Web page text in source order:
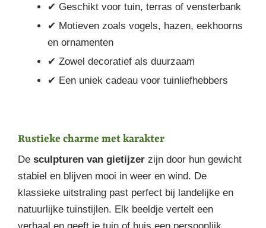
✔ Geschikt voor tuin, terras of vensterbank
✔ Motieven zoals vogels, hazen, eekhoorns
en ornamenten
✔ Zowel decoratief als duurzaam
✔ Een uniek cadeau voor tuinliefhebbers
Rustieke charme met karakter
De sculpturen van gietijzer zijn door hun gewicht
stabiel en blijven mooi in weer en wind. De
klassieke uitstraling past perfect bij landelijke en
natuurlijke tuinstijlen. Elk beeldje vertelt een